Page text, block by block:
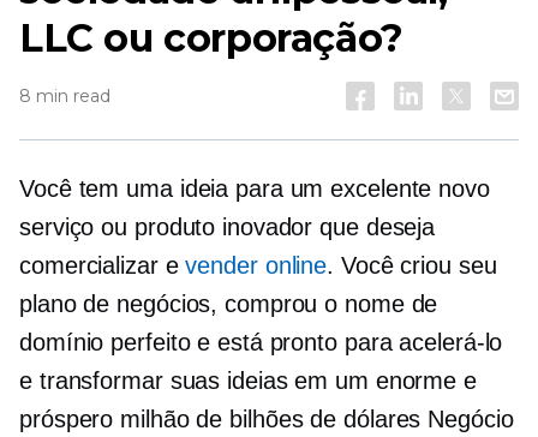
LLC ou corporação?
8 min read
Você tem uma ideia para um excelente novo
serviço ou produto inovador que deseja
comercializar evender online. Você criou seu
plano de negócios, comprou o nome de
domínio perfeito e está pronto para acelerá-lo
e transformar suas ideias em um enorme e
próspero milhão de bilhões de dólares Negócio